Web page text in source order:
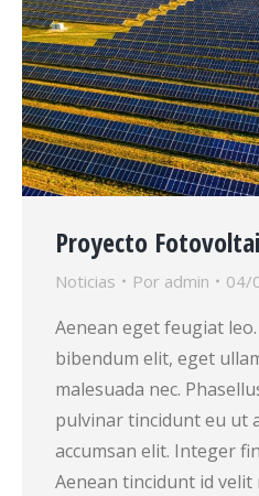
Proyecto
Noticias Por admin 04/
Aenean eget feugiat
bibendum elit, eget
malesuada nec.
pulvinar tincidunt eu ut
accumsan elit. Integer
Aenean tincidunt id